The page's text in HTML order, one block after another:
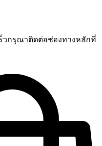
วกรุณาติดต่อช่องทางหลักที่